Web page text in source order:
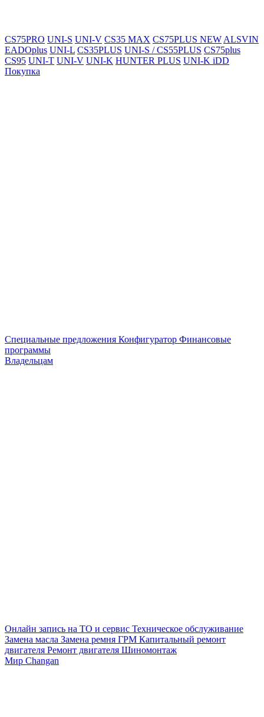
CS75PRO UNI-S UNI-V CS35 MAX CS75PLUS NEW ALSVIN
EADOplus UNI-L CS35PLUS UNI-S / CS55PLUS CS75plus
CS95 UNI-T UNI-V UNI-K HUNTER PLUS UNI-K iDD
Покупка
Специальные предложения Конфигуратор Финансовые
программы
Владельцам
Онлайн запись на ТО и сервис Техническое обслуживание
Замена масла Замена ремня ГРМ Капитальный ремонт
двигателя Ремонт двигателя Шиномонтаж
Мир Changan